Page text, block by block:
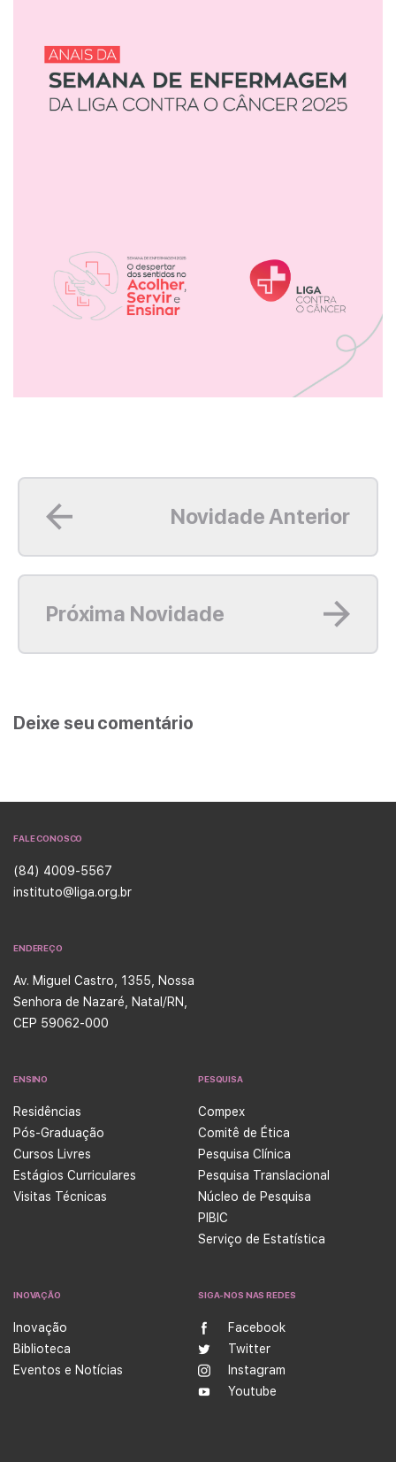
Novidade Anterior
Próxima Novidade
Deixe seu comentário
FALE CONOSCO
(84) 4009-5567
instituto@liga.org.br
ENDEREÇO
Av. Miguel Castro, 1355, Nossa
Senhora de Nazaré, Natal/RN,
CEP 59062-000
ENSINO
Residências
Pós-Graduação
Cursos Livres
Estágios Curriculares
Visitas Técnicas
PESQUISA
Compex
Comitê de Ética
Pesquisa Clínica
Pesquisa Translacional
Núcleo de Pesquisa
PIBIC
Serviço de Estatística
INOVAÇÃO
Inovação
Biblioteca
Eventos e Notícias
SIGA-NOS NAS REDES
Facebook
Twitter
Instagram
Youtube